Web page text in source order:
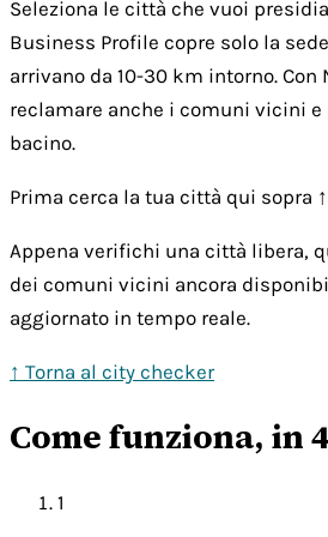
Seleziona le città che vuoi
Business Profile copre solo la
arrivano da 10-30 km intorno. Con
reclamare anche i comuni vicini
bacino.
Prima cerca la tua città qui sopra ↑
Appena verifichi una città libera,
dei comuni vicini ancora
aggiornato in tempo reale.
↑ Torna al city checker
Come funziona, in
1